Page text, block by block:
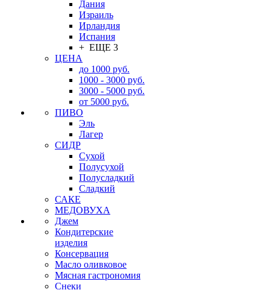
Дания
Израиль
Ирландия
Испания
+ ЕЩЕ 3
ЦЕНА
до 1000 руб.
1000 - 3000 руб.
3000 - 5000 руб.
от 5000 руб.
ПИВО
Эль
Лагер
СИДР
Сухой
Полусухой
Полусладкий
Сладкий
САКЕ
МЕДОВУХА
Джем
Кондитерские
изделия
Консервация
Масло оливковое
Мясная гастрономия
Снеки